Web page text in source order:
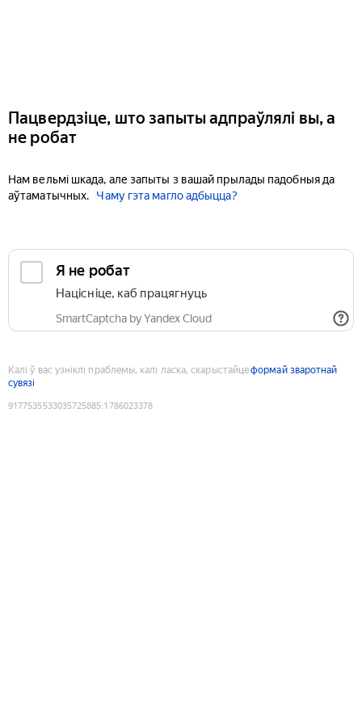
Пацвердзіце, што запыты адпраўлялі вы, а
не робат
Нам вельмі шкада, але запыты з вашай прылады падобныя да
аўтаматычных.
Чаму гэта магло адбыцца?
Я не робат
Націсніце, каб працягнуць
SmartCaptcha by Yandex Cloud
Калі ў вас узніклі праблемы, калі ласка, скарыстайцеформай зваротнай
сувязі
9177535533035725885:1786023378